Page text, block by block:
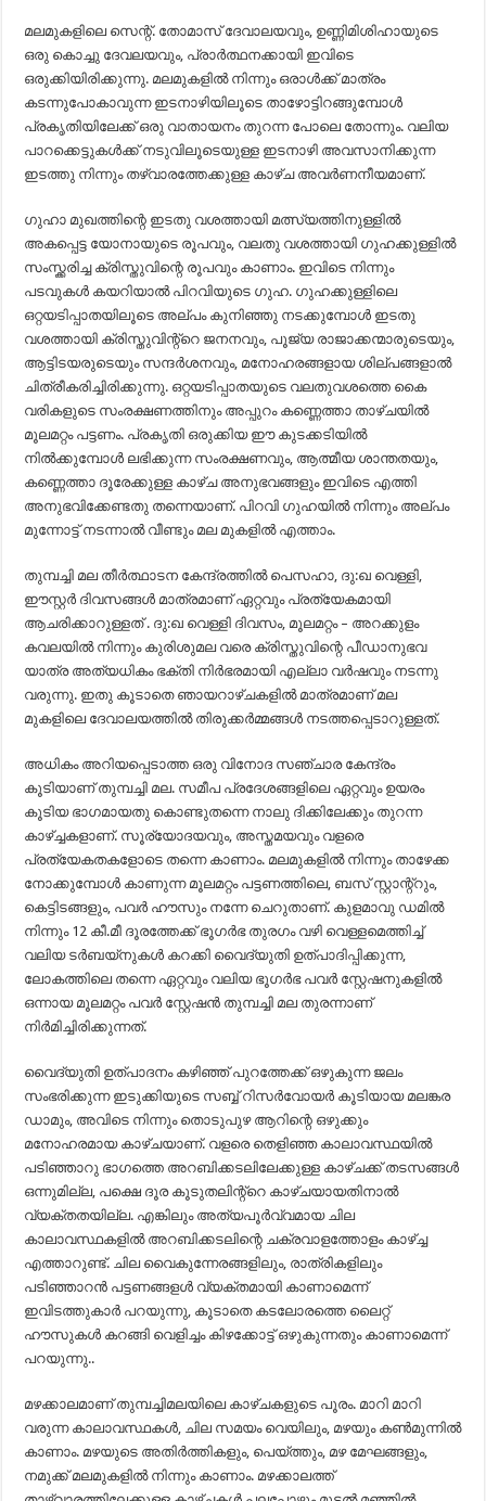
മലമുകളിലെ സെന്റ്. തോമാസ് ദേവാലയവും, ഉണ്ണിമിശിഹായുടെ
ഒരു കൊച്ചു ദേവലയവും, പ്രാർത്ഥനക്കായി ഇവിടെ
ഒരുക്കിയിരിക്കുന്നു. മലമുകളിൽ നിന്നും ഒരാൾക്ക് മാത്രം
കടന്നുപോകാവുന്ന ഇടനാഴിയിലൂടെ താഴോട്ടിറങ്ങുമ്പോൾ
പ്രകൃതിയിലേക്ക് ഒരു വാതായനം തുറന്ന പോലെ തോന്നും. വലിയ
പാറക്കെട്ടുകൾക്ക് നടുവിലൂടെയുള്ള ഇടനാഴി അവസാനിക്കുന്ന
ഇടത്തു നിന്നും തഴ്വാരത്തേക്കുള്ള കാഴ്ച അവർണനീയമാണ്.
ഗുഹാ മുഖത്തിന്റെ ഇടതു വശത്തായി മത്സ്യത്തിനുള്ളിൽ
അകപ്പെട്ട യോനായുടെ രൂപവും, വലതു വശത്തായി ഗുഹക്കുള്ളിൽ
സംസ്ക്കരിച്ച ക്രിസ്തുവിന്റെ രൂപവും കാണാം. ഇവിടെ നിന്നും
പടവുകൾ കയറിയാൽ പിറവിയുടെ ഗുഹ. ഗുഹക്കുള്ളിലെ
ഒറ്റയടിപ്പാതയിലൂടെ അല്പം കുനിഞ്ഞു നടക്കുമ്പോൾ ഇടതു
വശത്തായി ക്രിസ്തുവിന്റ്റെ ജനനവും, പൂജ്യ രാജാക്കന്മാരുടെയും,
ആട്ടിടയരുടെയും സന്ദർശനവും, മനോഹരങ്ങളായ ശില്പങ്ങളാൽ
ചിത്രീകരിച്ചിരിക്കുന്നു. ഒറ്റയടിപ്പാതയുടെ വലതുവശത്തെ കൈ
വരികളുടെ സംരക്ഷണത്തിനും അപ്പുറം കണ്ണെത്താ താഴ്ചയിൽ
മൂലമറ്റം പട്ടണം. പ്രകൃതി ഒരുക്കിയ ഈ കുടക്കടിയിൽ
നിൽക്കുമ്പോൾ ലഭിക്കുന്ന സംരക്ഷണവും, ആത്മീയ ശാന്തതയും,
കണ്ണെത്താ ദൂരേക്കുള്ള കാഴ്ച അനുഭവങ്ങളും ഇവിടെ എത്തി
അനുഭവിക്കേണ്ടതു തന്നെയാണ്. പിറവി ഗുഹയിൽ നിന്നും അല്പം
മുന്നോട്ട് നടന്നാൽ വീണ്ടും മല മുകളിൽ എത്താം.
തുമ്പച്ചി മല തീർത്ഥാടന കേന്ദ്രത്തിൽ പെസഹാ, ദു:ഖ വെള്ളി,
ഈസ്റ്റർ ദിവസങ്ങൾ മാത്രമാണ് ഏറ്റവും പ്രത്യേകമായി
ആചരിക്കാറുള്ളത് . ദു:ഖ വെള്ളി ദിവസം, മൂലമറ്റം – അറക്കുളം
കവലയിൽ നിന്നും കുരിശുമല വരെ ക്രിസ്തുവിന്റെ പീഡാനുഭവ
യാത്ര അത്യധികം ഭക്തി നിർഭരമായി എല്ലാ വർഷവും നടന്നു
വരുന്നു. ഇതു കൂടാതെ ഞായറാഴ്ചകളിൽ മാത്രമാണ് മല
മുകളിലെ ദേവാലയത്തിൽ തിരുക്കർമ്മങ്ങൾ നടത്തപ്പെടാറുള്ളത്.
അധികം അറിയപ്പെടാത്ത ഒരു വിനോദ സഞ്ചാര കേന്ദ്രം
കൂടിയാണ് തുമ്പച്ചി മല. സമീപ പ്രദേശങ്ങളിലെ ഏറ്റവും ഉയരം
കൂടിയ ഭാഗമായതു കൊണ്ടുതന്നെ നാലു ദിക്കിലേക്കും തുറന്ന
കാഴ്ച്ചകളാണ്. സൂര്യോദയവും, അസ്തമയവും വളരെ
പ്രത്യേകതകളോടെ തന്നെ കാണാം. മലമുകളിൽ നിന്നും താഴേക്ക
നോക്കുമ്പോൾ കാണുന്ന മൂലമറ്റം പട്ടണത്തിലെ, ബസ് സ്റ്റാന്റ്റും,
കെട്ടിടങ്ങളും, പവർ ഹൗസും നന്നേ ചെറുതാണ്. കുളമാവു ഡമിൽ
നിന്നും 12 കീ.മീ ദൂരത്തേക്ക് ഭൂഗർഭ തുരഗം വഴി വെള്ളമെത്തിച്ച്
വലിയ ടർബയ്നുകൾ കറക്കി വൈദ്യുതി ഉത്പാദിപ്പിക്കുന്ന,
ലോകത്തിലെ തന്നെ ഏറ്റവും വലിയ ഭൂഗർഭ പവർ സ്റ്റേഷനുകളിൽ
ഒന്നായ മൂലമറ്റം പവർ സ്റ്റേഷൻ തുമ്പച്ചി മല തുരന്നാണ്
നിർമിച്ചിരിക്കുന്നത്.
വൈദ്യുതി ഉത്പാദനം കഴിഞ്ഞ് പുറത്തേക്ക് ഒഴുകുന്ന ജലം
സംഭരിക്കുന്ന ഇടുക്കിയുടെ സബ്ബ് റിസർവോയർ കൂടിയായ മലങ്കര
ഡാമും, അവിടെ നിന്നും തൊടുപുഴ ആറിന്റെ ഒഴുക്കും
മനോഹരമായ കാഴ്ചയാണ്. വളരെ തെളിഞ്ഞ കാലാവസ്ഥയിൽ
പടിഞ്ഞാറു ഭാഗത്തെ അറബിക്കടലിലേക്കുള്ള കാഴ്ചക്ക് തടസങ്ങൾ
ഒന്നുമില്ല, പക്ഷെ ദൂര കൂടുതലിന്റ്റെ കാഴ്ചയായതിനാൽ
വ്യക്തതയില്ല. എങ്കിലും അത്യപൂർവ്വമായ ചില
കാലാവസ്ഥകളിൽ അറബിക്കടലിന്റെ ചക്രവാളത്തോളം കാഴ്ച്ച
എത്താറുണ്ട്. ചില വൈകുന്നേരങ്ങളിലും, രാത്രികളിലും
പടിഞ്ഞാറൻ പട്ടണങ്ങളൾ വ്യക്തമായി കാണാമെന്ന്
ഇവിടത്തുകാർ പറയുന്നു, കൂടാതെ കടലോരത്തെ ലൈറ്റ്
ഹൗസുകൾ കറങ്ങി വെളിച്ചം കിഴക്കോട്ട് ഒഴുകുന്നതും കാണാമെന്ന്
പറയുന്നു..
മഴക്കാലമാണ് തുമ്പച്ചിമലയിലെ കാഴ്ചകളുടെ പൂരം. മാറി മാറി
വരുന്ന കാലാവസ്ഥകൾ, ചില സമയം വെയിലും, മഴയും കൺമുന്നിൽ
കാണാം. മഴയുടെ അതിർത്തികളും, പെയ്ത്തും, മഴ മേഘങ്ങളും,
നമുക്ക് മലമുകളിൽ നിന്നും കാണാം. മഴക്കാലത്ത്